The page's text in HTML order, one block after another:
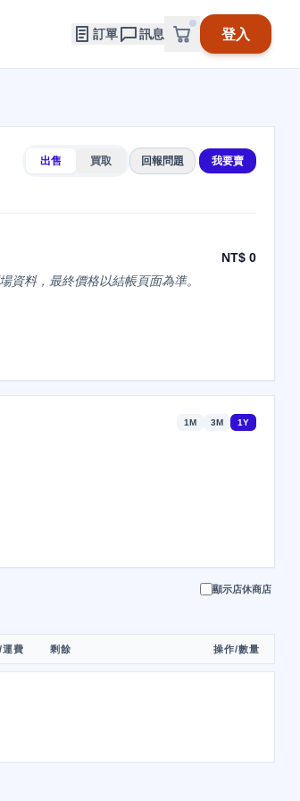
訂單 訊息 登入
出售 買取 回報問題 我要賣
NT$ 0
資料，最終價格以結帳頁面為準。
1M 3M 1Y
顯示店休商店
運費 剩餘 操作/數量